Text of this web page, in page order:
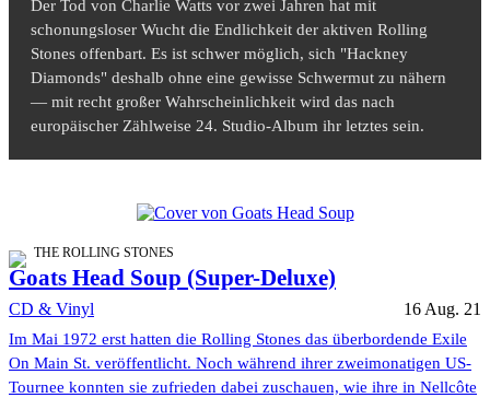
Der Tod von Charlie Watts vor zwei Jahren hat mit
schonungsloser Wucht die Endlichkeit der aktiven Rolling
Stones offenbart. Es ist schwer möglich, sich "Hackney
Diamonds" deshalb ohne eine gewisse Schwermut zu nähern
— mit recht großer Wahrscheinlichkeit wird das nach
europäischer Zählweise 24. Studio-Album ihr letztes sein.
THE ROLLING STONES
Goats Head Soup (Super-Deluxe)
CD & Vinyl 16 Aug. 21
Im Mai 1972 erst hatten die Rolling Stones das überbordende Exile
On Main St. veröffentlicht. Noch während ihrer zweimonatigen US-
Tournee konnten sie zufrieden dabei zuschauen, wie ihre in Nellcôte